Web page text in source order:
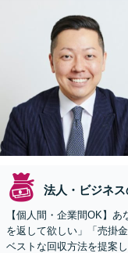
法人・ビジネ
【個人間・企業間OK】
を返して欲しい」「売掛
ベストな回収方法を提案